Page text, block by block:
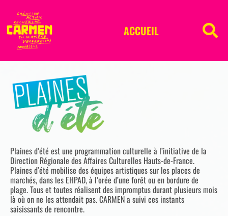
ACCUEIL
Plaines d’été est une programmation culturelle à l’initiative de la
Direction Régionale des Affaires Culturelles Hauts-de-France.
Plaines d’été mobilise des équipes artistiques sur les places de
marchés, dans les EHPAD, à l’orée d’une forêt ou en bordure de
plage. Tous et toutes réalisent des impromptus durant plusieurs mois
là où on ne les attendait pas. CARMEN a suivi ces instants
saisissants de rencontre.